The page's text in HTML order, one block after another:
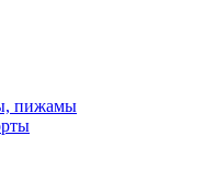
пижамы